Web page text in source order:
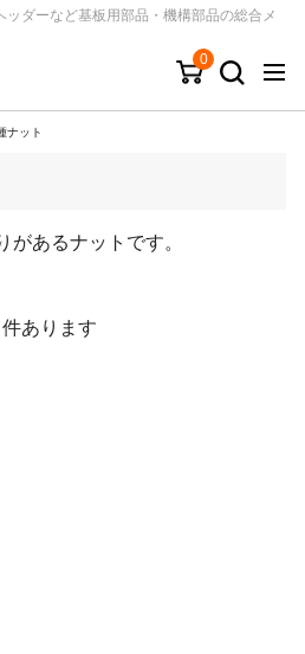
ダーなど基板用部品・機構部品の総合メ
0
ナット
があるナットです。
件あります